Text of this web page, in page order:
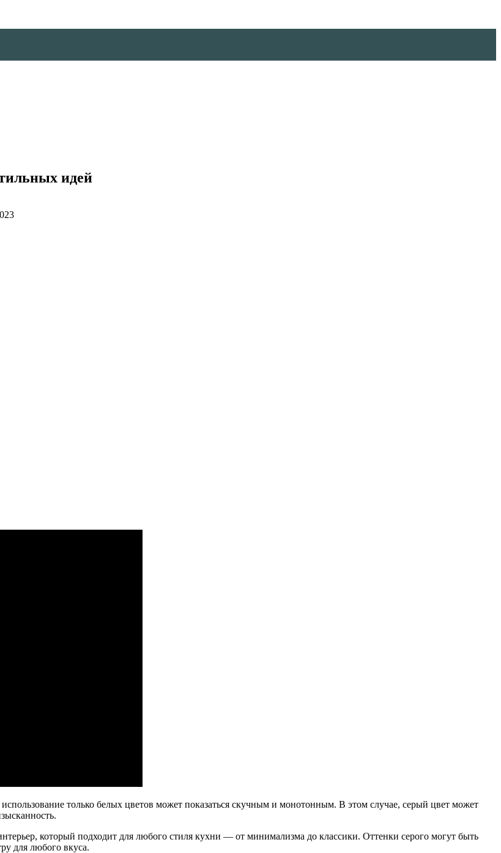
идей
только белых цветов может показаться скучным и монотонным. В этом случае, серый цвет может
который подходит для любого стиля кухни — от минимализма до классики. Оттенки серого могут быть
для любого вкуса.